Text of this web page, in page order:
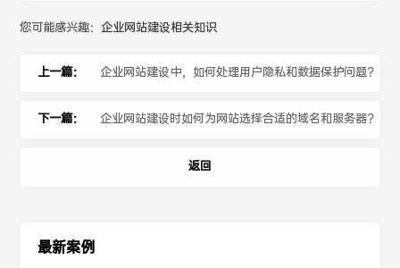
您可能感兴趣： 企业网站建设相关知识
上一篇： 企业网站建设中，如何处理用户隐私和数据保护问题？
下一篇： 企业网站建设时如何为网站选择合适的域名和服务器？
返回
最新案例